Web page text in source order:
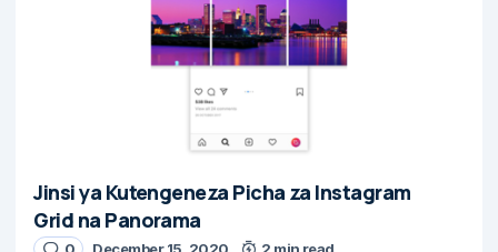
Jinsi ya Kutengeneza Picha za Instagram
Grid na Panorama